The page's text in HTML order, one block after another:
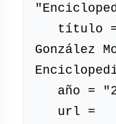
González